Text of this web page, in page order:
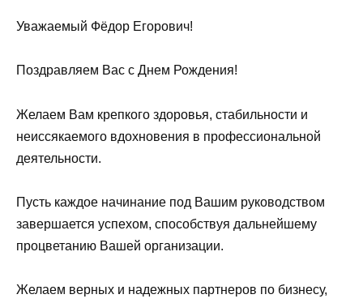
Уважаемый Фёдор Егорович!
Поздравляем Вас с Днем Рождения!
Желаем Вам крепкого здоровья, стабильности и
неиссякаемого вдохновения в профессиональной
деятельности.
Пусть каждое начинание под Вашим руководством
завершается успехом, способствуя дальнейшему
процветанию Вашей организации.
Желаем верных и надежных партнеров по бизнесу,